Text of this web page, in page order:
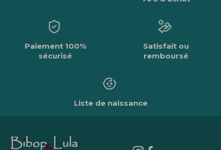
Paiement 100%
sécurisé
Satisfait ou
remboursé
Liste de naissance